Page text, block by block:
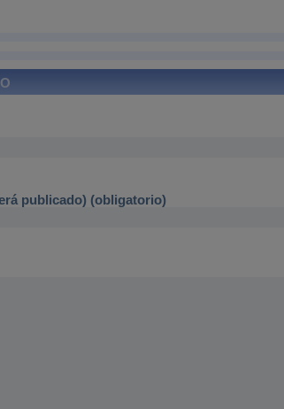
publicado) (obligatorio)